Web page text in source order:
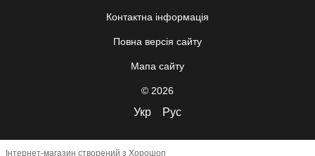
Контактна інформація
Повна версія сайту
Мапа сайту
© 2026
Укр Рус
Інтернет-магазин створений з Хорошоп